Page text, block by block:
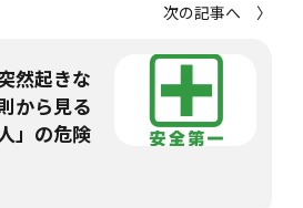
次の記事へ 〉
然起きな
から見る
」の危険